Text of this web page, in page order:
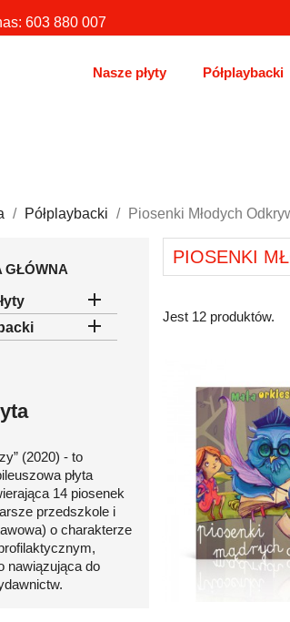
603 880 007
Nasze płyty Półplaybacki
Półplaybacki Piosenki Młodych
GŁÓWNA


(2020) - to
płyta
14 piosenek
przedszkole i
o charakterze
nawiązująca do
PIOSENKI
Jest 12 produktów.